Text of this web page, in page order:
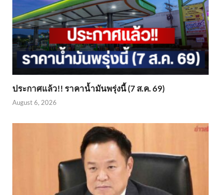
ประกาศแล้ว!! ราคาน้ำมันพรุ่งนี้ (7 ส.ค. 69)
August 6, 2026